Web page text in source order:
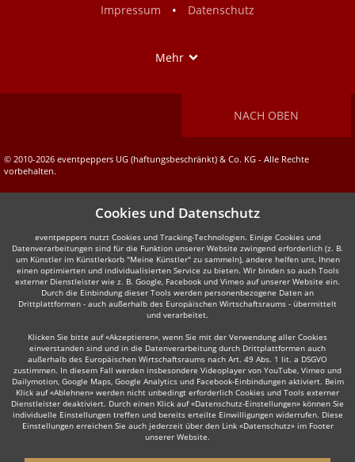
Impressum
• Datenschutz
Mehr
NACH OBEN
© 2010-2026 eventpeppers UG (haftungsbeschränkt) & Co. KG - Alle Rechte
vorbehalten.
Cookies und Datenschutz
eventpeppers nutzt Cookies und Tracking-Technologien. Einige Cookies und
Datenverarbeitungen sind für die Funktion unserer Website zwingend erforderlich (z. B.
um Künstler im Künstlerkorb "Meine Künstler" zu sammeln), andere helfen uns, Ihnen
einen optimierten und individualisierten Service zu bieten. Wir binden so auch Tools
externer Dienstleister wie z. B. Google, Facebook und Vimeo auf unserer Website ein.
Durch die Einbindung dieser Tools werden personenbezogene Daten an
Drittplattformen - auch außerhalb des Europäischen Wirtschaftsraums - übermittelt
und verarbeitet.
Klicken Sie bitte auf «Akzeptieren», wenn Sie mit der Verwendung aller Cookies
einverstanden sind und in die Datenverarbeitung durch Drittplattformen auch
außerhalb des Europäischen Wirtschaftsraums nach Art. 49 Abs. 1 lit. a DSGVO
zustimmen. In diesem Fall werden insbesondere Videoplayer von YouTube, Vimeo und
Dailymotion, Google Maps, Google Analytics und Facebook-Einbindungen aktiviert. Beim
Klick auf «Ablehnen» werden nicht unbedingt erforderlich Cookies und Tools externer
Dienstleister deaktiviert. Durch einen Klick auf «Datenschutz-Einstellungen» können Sie
individuelle Einstellungen treffen und bereits erteilte Einwilligungen widerrufen. Diese
Einstellungen erreichen Sie auch jederzeit über den Link «Datenschutz» im Footer
unserer Website.